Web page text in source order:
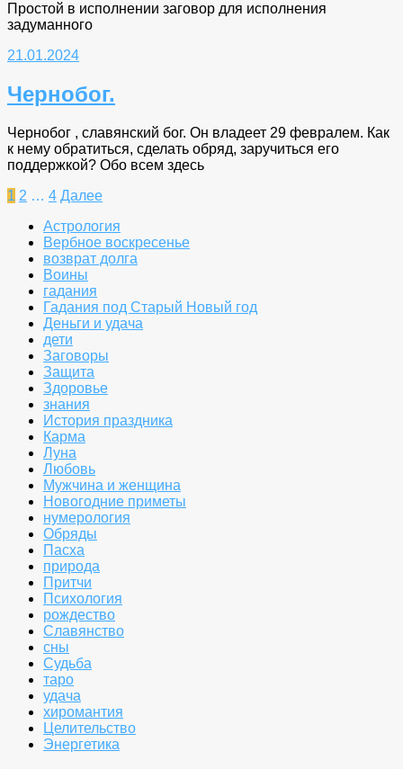
Простой в исполнении заговор для исполнения
задуманного
21.01.2024
Чернобог.
Чернобог , славянский бог. Он владеет 29 февралем. Как
к нему обратиться, сделать обряд, заручиться его
поддержкой? Обо всем здесь
Пагинация
записей
1 2 … 4 Далее
Астрология
Вербное воскресенье
возврат долга
Воины
гадания
Гадания под Старый Новый год
Деньги и удача
дети
Заговоры
Защита
Здоровье
знания
История праздника
Карма
Луна
Любовь
Мужчина и женщина
Новогодние приметы
нумерология
Обряды
Пасха
природа
Притчи
Психология
рождество
Славянство
сны
Судьба
таро
удача
хиромантия
Целительство
Энергетика